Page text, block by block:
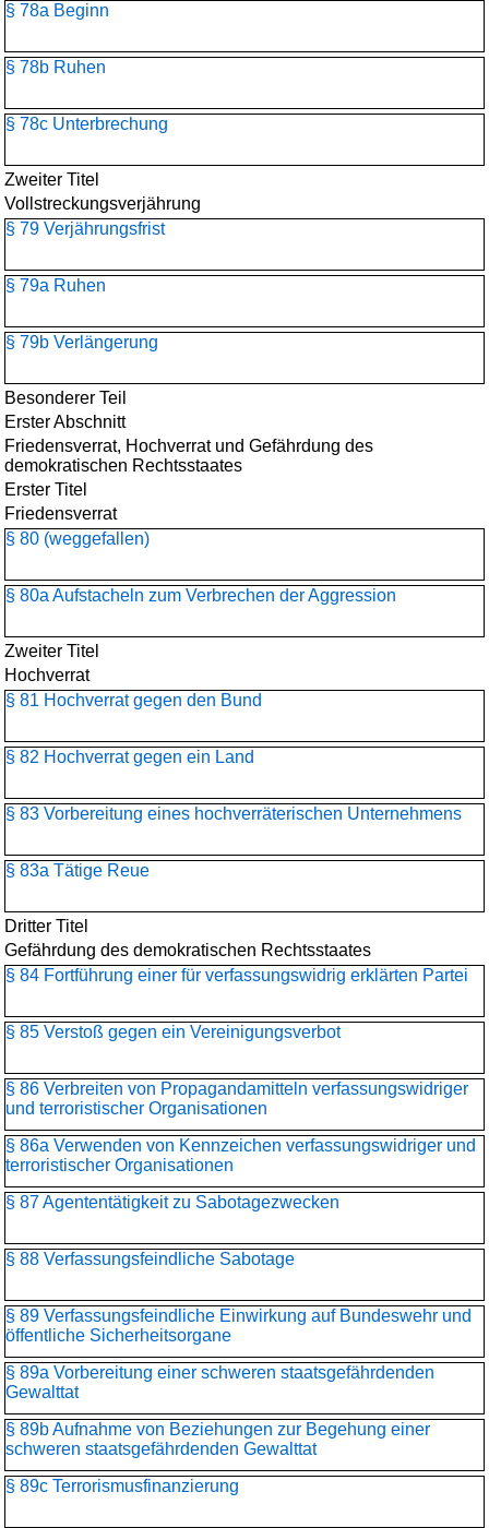
§ 78a Beginn
§ 78b Ruhen
§ 78c Unterbrechung
Zweiter Titel
Vollstreckungsverjährung
§ 79 Verjährungsfrist
§ 79a Ruhen
§ 79b Verlängerung
Besonderer Teil
Erster Abschnitt
Friedensverrat, Hochverrat und Gefährdung des
demokratischen Rechtsstaates
Erster Titel
Friedensverrat
§ 80 (weggefallen)
§ 80a Aufstacheln zum Verbrechen der Aggression
Zweiter Titel
Hochverrat
§ 81 Hochverrat gegen den Bund
§ 82 Hochverrat gegen ein Land
§ 83 Vorbereitung eines hochverräterischen Unternehmens
§ 83a Tätige Reue
Dritter Titel
Gefährdung des demokratischen Rechtsstaates
§ 84 Fortführung einer für verfassungswidrig erklärten Partei
§ 85 Verstoß gegen ein Vereinigungsverbot
§ 86 Verbreiten von Propagandamitteln verfassungswidriger
und terroristischer Organisationen
§ 86a Verwenden von Kennzeichen verfassungswidriger und
terroristischer Organisationen
§ 87 Agententätigkeit zu Sabotagezwecken
§ 88 Verfassungsfeindliche Sabotage
§ 89 Verfassungsfeindliche Einwirkung auf Bundeswehr und
öffentliche Sicherheitsorgane
§ 89a Vorbereitung einer schweren staatsgefährdenden
Gewalttat
§ 89b Aufnahme von Beziehungen zur Begehung einer
schweren staatsgefährdenden Gewalttat
§ 89c Terrorismusfinanzierung